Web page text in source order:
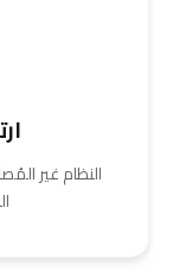
النظام غير